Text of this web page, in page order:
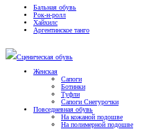
Бальная обувь
Рок-н-ролл
Хайхилс
Аргентинское танго
Сценическая обувь
Женская
Сапоги
Ботинки
Туфли
Сапоги Снегурочки
Повседневная обувь
На кожаной подошве
На полимерной подошве